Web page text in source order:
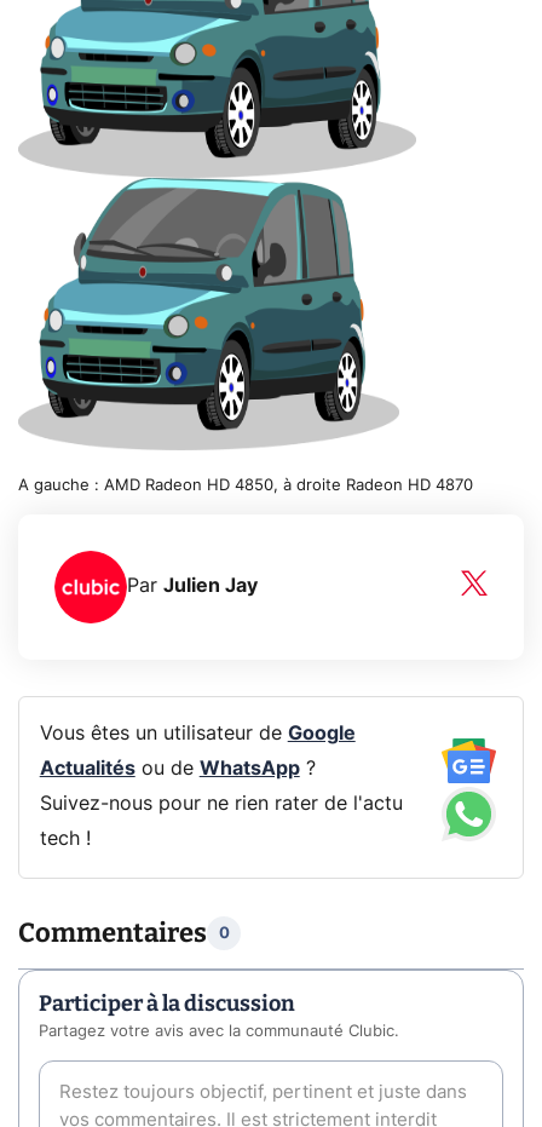
A gauche : AMD Radeon HD 4850, à droite Radeon HD 4870
Par Julien Jay
Vous êtes un utilisateur de Google
Actualitésou de WhatsApp?
Suivez-nous pour ne rien rater de l'actu
tech !
Commentaires 0
Participer à la discussion
Partagez votre avis avec la communauté Clubic.